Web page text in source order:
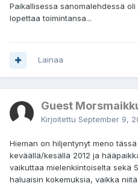
Paikallisessa sanomalehdessä
lopettaa toimintansa...
Lainaa
Guest
Kirjoitettu September 9,
Hieman on hiljentynyt meno
keväällä/kesällä 2012 ja
vaikuttaa mielenkiintoiselta sekä
haluaisin kokemuksia, vaikka